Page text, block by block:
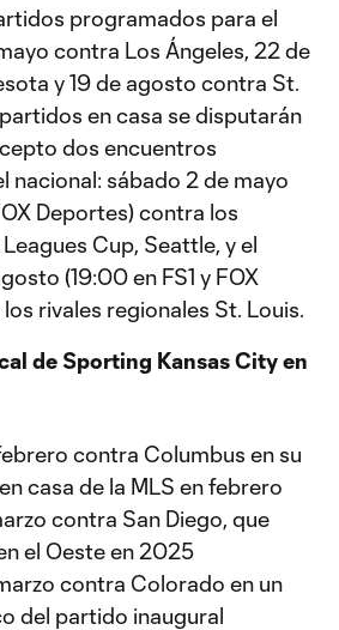
programados para el
contra Los Ángeles, 22 de
y 19 de agosto contra St.
en casa se disputarán
dos encuentros
nacional: sábado 2 de mayo
Deportes) contra los
Cup, Seattle, y el
(19:00 en FS1 y FOX
rivales regionales St. Louis.
de Sporting Kansas City en
contra Columbus en su
casa de la MLS en febrero
contra San Diego, que
el Oeste en 2025
contra Colorado en un
del partido inaugural